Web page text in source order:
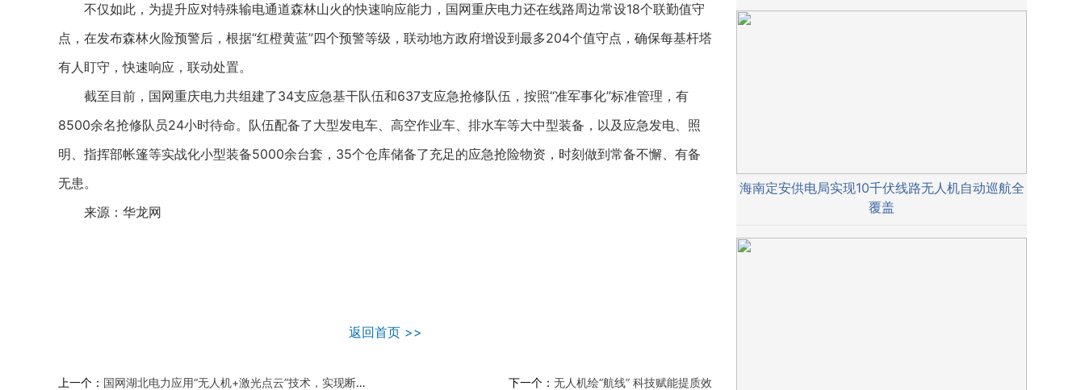
不仅如此，为提升应对特殊输电通道森林山火的快速响应能力，国网重庆电力还在线路周边常设18个联勤值守
点，在发布森林火险预警后，根据“红橙黄蓝”四个预警等级，联动地方政府增设到最多204个值守点，确保每基杆塔
有人盯守，快速响应，联动处置。
截至目前，国网重庆电力共组建了34支应急基干队伍和637支应急抢修队伍，按照“准军事化”标准管理，有
8500余名抢修队员24小时待命。队伍配备了大型发电车、高空作业车、排水车等大中型装备，以及应急发电、照
明、指挥部帐篷等实战化小型装备5000余台套，35个仓库储备了充足的应急抢险物资，时刻做到常备不懈、有备
无患。
来源：华龙网
返回首页 >>
上一个： 国网湖北电力应用“无人机+激光点云”技术，实现断股缺陷早发现快消除 下一个： 无人机绘“航线” 科技赋能提质效
海南定安供电局实现10千伏线路无人机自动巡航全
覆盖